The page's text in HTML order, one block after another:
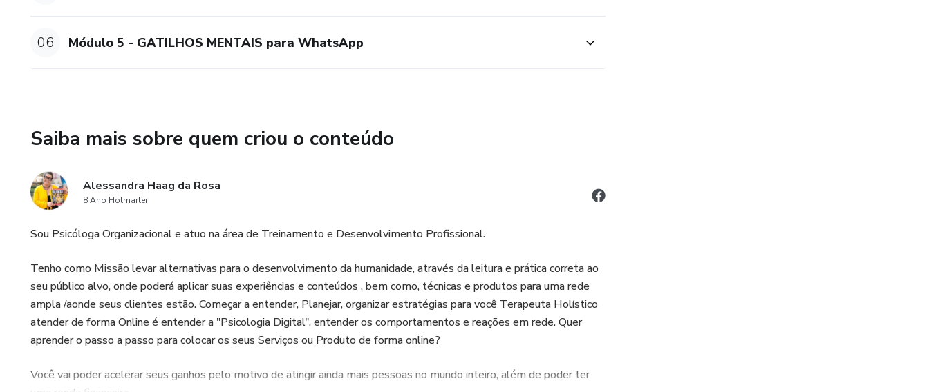
06 Módulo 5 - GATILHOS MENTAIS para WhatsApp
Saiba mais sobre quem criou o conteúdo
Alessandra Haag da Rosa
8 Ano Hotmarter
Sou Psicóloga Organizacional e atuo na área de Treinamento e Desenvolvimento Profissional.
Tenho como Missão levar alternativas para o desenvolvimento da humanidade, através da leitura e prática correta ao
seu público alvo, onde poderá aplicar suas experiências e conteúdos , bem como, técnicas e produtos para uma rede
ampla /aonde seus clientes estão. Começar a entender, Planejar, organizar estratégias para você Terapeuta Holístico
atender de forma Online é entender a "Psicologia Digital", entender os comportamentos e reações em rede. Quer
aprender o passo a passo para colocar os seus Serviços ou Produto de forma online?
Você vai poder acelerar seus ganhos pelo motivo de atingir ainda mais pessoas no mundo inteiro, além de poder ter